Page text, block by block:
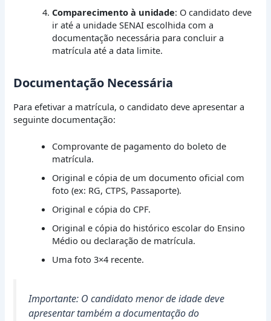
Comparecimento à unidade: O candidato deve
ir até a unidade SENAI escolhida com a
documentação necessária para concluir a
matrícula até a data limite.
Documentação Necessária
Para efetivar a matrícula, o candidato deve apresentar a
seguinte documentação:
Comprovante de pagamento do boleto de
matrícula.
Original e cópia de um documento oficial com
foto (ex: RG, CTPS, Passaporte).
Original e cópia do CPF.
Original e cópia do histórico escolar do Ensino
Médio ou declaração de matrícula.
Uma foto 3×4 recente.
Importante: O candidato menor de idade deve
apresentar também a documentação do